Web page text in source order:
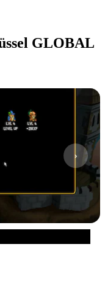
GLOBAL